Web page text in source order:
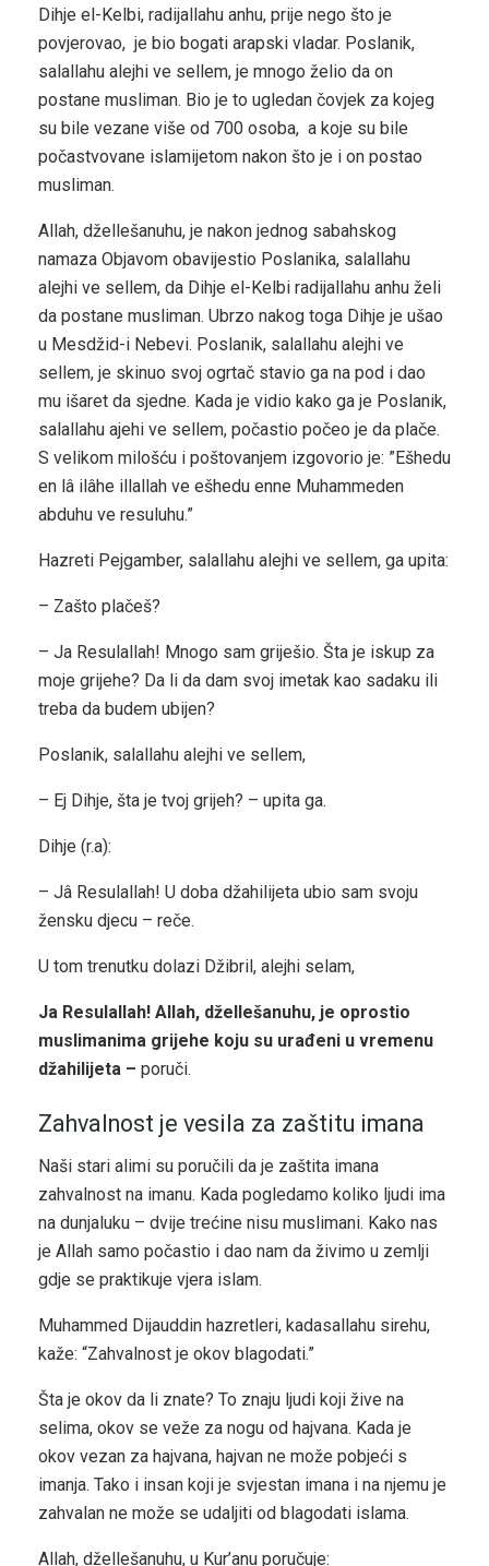
Dihje el-Kelbi, radijallahu anhu, prije nego što je
povjerovao, je bio bogati arapski vladar. Poslanik,
salallahu alejhi ve sellem, je mnogo želio da on
postane musliman. Bio je to ugledan čovjek za kojeg
su bile vezane više od 700 osoba, a koje su bile
počastvovane islamijetom nakon što je i on postao
musliman.
Allah, džellešanuhu, je nakon jednog sabahskog
namaza Objavom obavijestio Poslanika, salallahu
alejhi ve sellem, da Dihje el-Kelbi radijallahu anhu želi
da postane musliman. Ubrzo nakog toga Dihje je ušao
u Mesdžid-i Nebevi. Poslanik, salallahu alejhi ve
sellem, je skinuo svoj ogrtač stavio ga na pod i dao
mu išaret da sjedne. Kada je vidio kako ga je Poslanik,
salallahu ajehi ve sellem, počastio počeo je da plače.
S velikom milošću i poštovanjem izgovorio je: ”Ešhedu
en lâ ilâhe illallah ve ešhedu enne Muhammeden
abduhu ve resuluhu.”
Hazreti Pejgamber, salallahu alejhi ve sellem, ga upita:
– Zašto plačeš?
– Ja Resulallah! Mnogo sam griješio. Šta je iskup za
moje grijehe? Da li da dam svoj imetak kao sadaku ili
treba da budem ubijen?
Poslanik, salallahu alejhi ve sellem,
– Ej Dihje, šta je tvoj grijeh? – upita ga.
Dihje (r.a):
– Jâ Resulallah! U doba džahilijeta ubio sam svoju
žensku djecu – reče.
U tom trenutku dolazi Džibril, alejhi selam,
Ja Resulallah! Allah, džellešanuhu, je oprostio
muslimanima grijehe koju su urađeni u vremenu
džahilijeta – poruči.
Zahvalnost je vesila za zaštitu imana
Naši stari alimi su poručili da je zaštita imana
zahvalnost na imanu. Kada pogledamo koliko ljudi ima
na dunjaluku – dvije trećine nisu muslimani. Kako nas
je Allah samo počastio i dao nam da živimo u zemlji
gdje se praktikuje vjera islam.
Muhammed Dijauddin hazretleri, kadasallahu sirehu,
kaže: “Zahvalnost je okov blagodati.”
Šta je okov da li znate? To znaju ljudi koji žive na
selima, okov se veže za nogu od hajvana. Kada je
okov vezan za hajvana, hajvan ne može pobjeći s
imanja. Tako i insan koji je svjestan imana i na njemu je
zahvalan ne može se udaljiti od blagodati islama.
Allah, džellešanuhu, u Kur’anu poručuje: